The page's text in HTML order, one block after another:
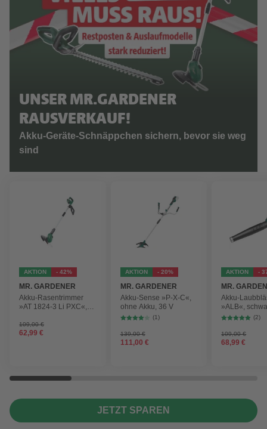
UNSER MR.GARDENER
RAUSVERKAUF!
Akku-Geräte-Schnäppchen sichern, bevor sie weg
sind
AKTION - 42%
MR. GARDENER
Akku-Rasentrimmer
»AT 1824-3 Li PXC«,
109,00 €
62,99 €
AKTION - 20%
MR. GARDENER
Akku-Sense »P-X-C«,
ohne Akku, 36 V
(1)
139,00 €
111,00 €
AKTION -
MR.
Akku-
»ALB«,
max.
210 km/h
(2)
109,00 €
68,99 €
JETZT SPAREN